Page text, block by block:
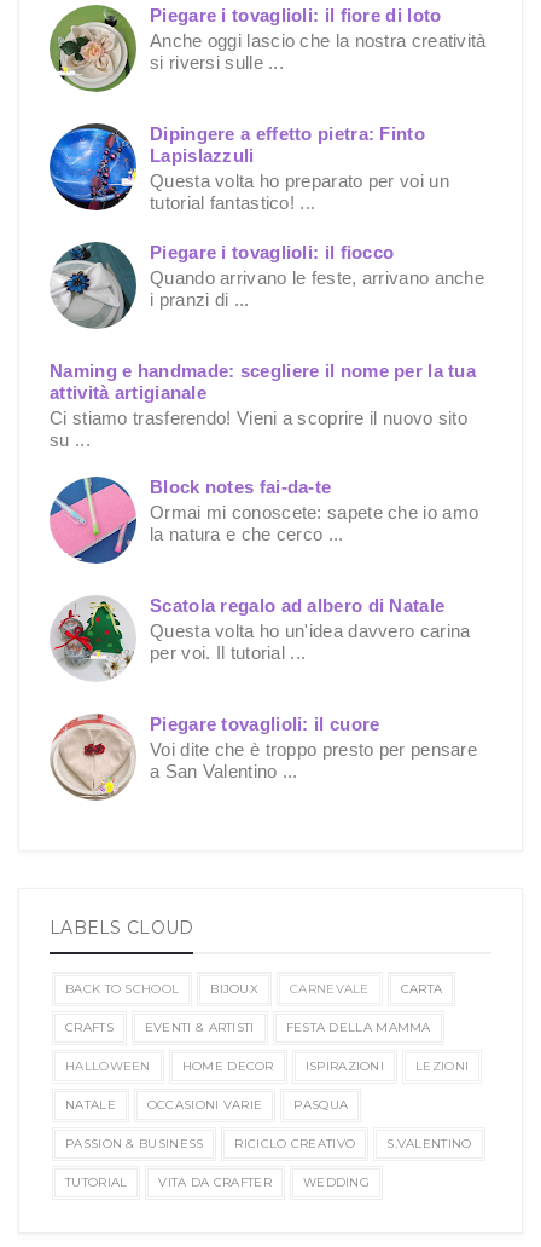
Piegare i tovaglioli: il fiore di loto
Anche oggi lascio che la nostra creatività
si riversi sulle ...
Dipingere a effetto pietra: Finto
Lapislazzuli
Questa volta ho preparato per voi un
tutorial fantastico! ...
Piegare i tovaglioli: il fiocco
Quando arrivano le feste, arrivano anche
i pranzi di ...
Naming e handmade: scegliere il nome per la tua
attività artigianale
Ci stiamo trasferendo! Vieni a scoprire il nuovo sito
su ...
Block notes fai-da-te
Ormai mi conoscete: sapete che io amo
la natura e che cerco ...
Scatola regalo ad albero di Natale
Questa volta ho un'idea davvero carina
per voi. Il tutorial ...
Piegare tovaglioli: il cuore
Voi dite che è troppo presto per pensare
a San Valentino ...
LABELS CLOUD
BACK TO SCHOOL BIJOUX CARNEVALE CARTA
CRAFTS EVENTI & ARTISTI FESTA DELLA MAMMA
HALLOWEEN HOME DECOR ISPIRAZIONI LEZIONI
NATALE OCCASIONI VARIE PASQUA
PASSION & BUSINESS RICICLO CREATIVO S.VALENTINO
TUTORIAL VITA DA CRAFTER WEDDING